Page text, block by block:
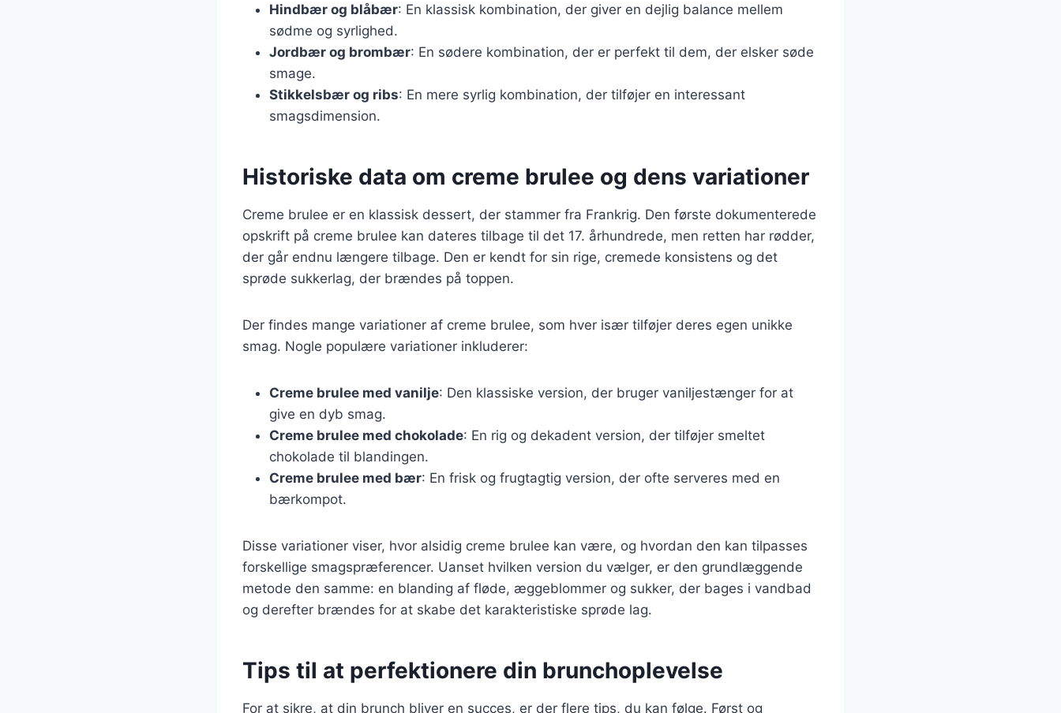
Hindbær og blåbær: En klassisk kombination, der giver en dejlig balance mellem
sødme og syrlighed.
Jordbær og brombær: En sødere kombination, der er perfekt til dem, der elsker søde
smage.
Stikkelsbær og ribs: En mere syrlig kombination, der tilføjer en interessant
smagsdimension.
Historiske data om creme brulee og dens variationer
Creme brulee er en klassisk dessert, der stammer fra Frankrig. Den første dokumenterede
opskrift på creme brulee kan dateres tilbage til det 17. århundrede, men retten har rødder,
der går endnu længere tilbage. Den er kendt for sin rige, cremede konsistens og det
sprøde sukkerlag, der brændes på toppen.
Der findes mange variationer af creme brulee, som hver især tilføjer deres egen unikke
smag. Nogle populære variationer inkluderer:
Creme brulee med vanilje: Den klassiske version, der bruger vaniljestænger for at
give en dyb smag.
Creme brulee med chokolade: En rig og dekadent version, der tilføjer smeltet
chokolade til blandingen.
Creme brulee med bær: En frisk og frugtagtig version, der ofte serveres med en
bærkompot.
Disse variationer viser, hvor alsidig creme brulee kan være, og hvordan den kan tilpasses
forskellige smagspræferencer. Uanset hvilken version du vælger, er den grundlæggende
metode den samme: en blanding af fløde, æggeblommer og sukker, der bages i vandbad
og derefter brændes for at skabe det karakteristiske sprøde lag.
Tips til at perfektionere din brunchoplevelse
For at sikre, at din brunch bliver en succes, er der flere tips, du kan følge. Først og